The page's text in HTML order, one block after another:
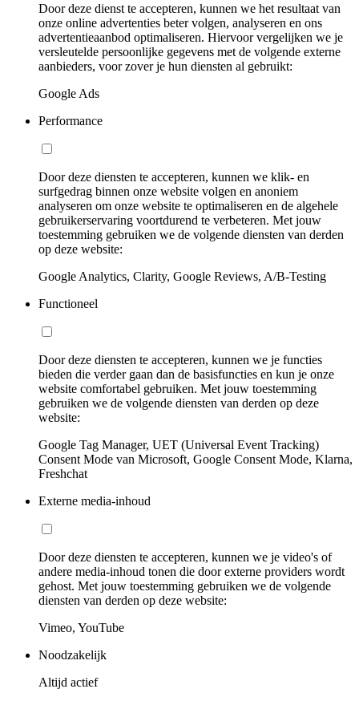
Door deze dienst te accepteren, kunnen we het resultaat van
onze online advertenties beter volgen, analyseren en ons
advertentieaanbod optimaliseren. Hiervoor vergelijken we je
versleutelde persoonlijke gegevens met de volgende externe
aanbieders, voor zover je hun diensten al gebruikt:
Google Ads
Performance
Door deze diensten te accepteren, kunnen we klik- en
surfgedrag binnen onze website volgen en anoniem
analyseren om onze website te optimaliseren en de algehele
gebruikerservaring voortdurend te verbeteren. Met jouw
toestemming gebruiken we de volgende diensten van derden
op deze website:
Google Analytics, Clarity, Google Reviews, A/B-Testing
Functioneel
Door deze diensten te accepteren, kunnen we je functies
bieden die verder gaan dan de basisfuncties en kun je onze
website comfortabel gebruiken. Met jouw toestemming
gebruiken we de volgende diensten van derden op deze
website:
Google Tag Manager, UET (Universal Event Tracking)
Consent Mode van Microsoft, Google Consent Mode, Klarna,
Freshchat
Externe media-inhoud
Door deze diensten te accepteren, kunnen we je video's of
andere media-inhoud tonen die door externe providers wordt
gehost. Met jouw toestemming gebruiken we de volgende
diensten van derden op deze website:
Vimeo, YouTube
Noodzakelijk
Altijd actief